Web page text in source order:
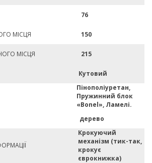
76
МІСЦЯ 150
МІСЦЯ 215
Кутовий
Пінополіуретан,
Пружинний блок
«Bonel», Ламелі.
дерево
Крокуючий
механізм (тик-так,
крокує
єврокнижка)